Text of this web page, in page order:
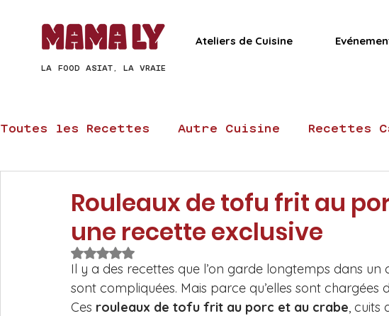
LA FOOD ASIAT, LA VRAIE
Ateliers de Cuisine
Toutes les Recettes Autre Cuisine Recettes
Recettes express Recettes veggie
Recettes Raviolis et Dim Sum Recettes de
Rouleaux de tofu frit au
une recette exclusive
Noté NaN étoiles sur 5.
Il y a des recettes que l’on garde longtemps dans un
sont compliquées. Mais parce qu’elles sont chargées
Ces rouleaux de tofu frit au porc et au crabe, cuits